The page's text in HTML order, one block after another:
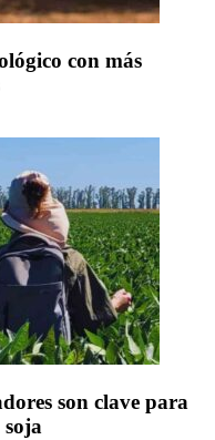
con más
son clave para